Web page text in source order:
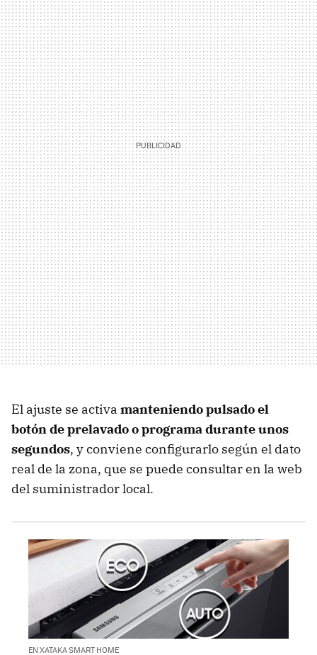
El ajuste se activa manteniendo pulsado el
botón de prelavado o programa durante unos
segundos, y conviene configurarlo según el dato
real de la zona, que se puede consultar en la web
del suministrador local.
EN XATAKA SMART HOME